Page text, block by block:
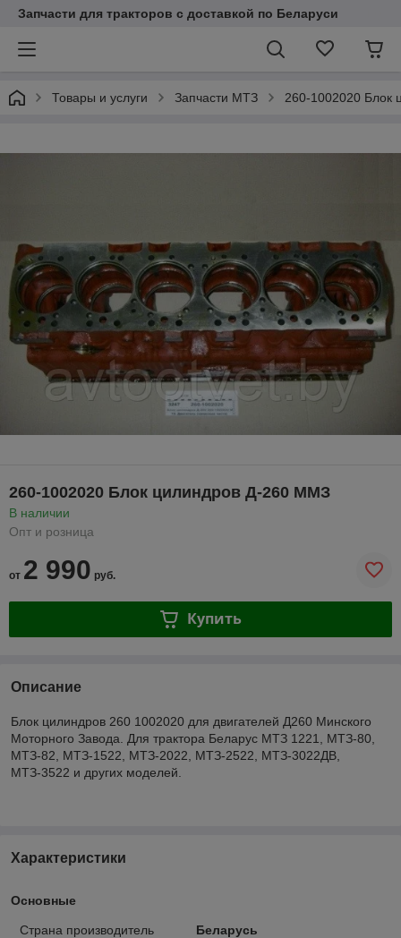
Запчасти для тракторов с доставкой по Беларуси
Товары и услуги Запчасти МТЗ 260-1002020
260-1002020 Блок цилиндров Д-260 ММЗ
В наличии
Опт и розница
от 2 990 руб.
Купить
Описание
Блок цилиндров 260 1002020 для двигателей Д260 Минского
Моторного Завода. Для трактора Беларус МТЗ 1221, МТЗ-80,
МТЗ-82, МТЗ-1522, МТЗ-2022, МТЗ-2522, МТЗ-3022ДВ,
МТЗ-3522 и других моделей.
Характеристики
Основные
Страна производитель
Беларусь